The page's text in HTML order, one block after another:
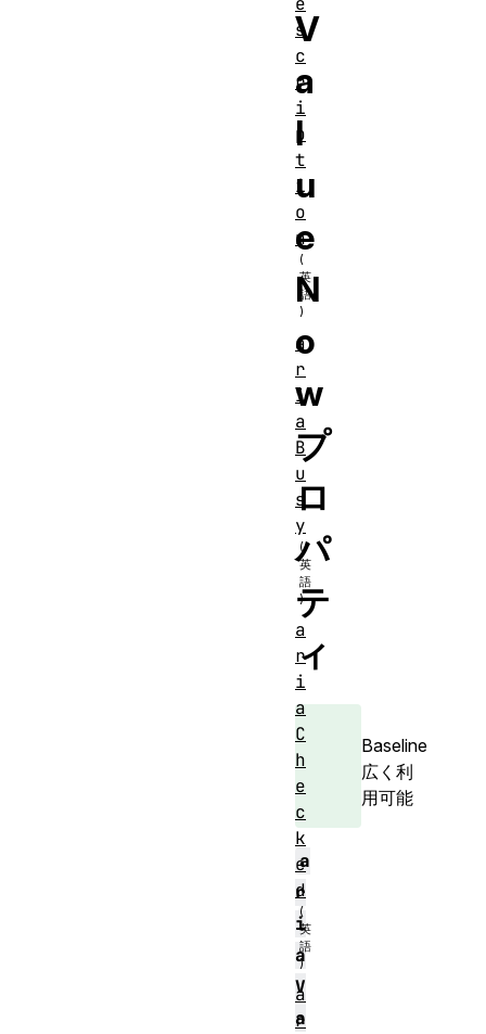
V
a
l
u
e
N
o
w
プ
ロ
パ
テ
ィ
Baseline
広く利
用可能
a
r
i
a
V
a
s
c
r
i
p
t
i
o
n
a
r
i
a
B
u
s
y
a
r
i
a
C
h
e
c
k
e
d
a
r